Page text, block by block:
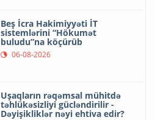
Beş İcra Hakimiyyəti İT
sistemlərini “Hökumət
buludu”na köçürüb
06-08-2026
Uşaqların rəqəmsal mühitdə
təhlükəsizliyi gücləndirilir -
Dəyişikliklər nəyi ehtiva edir?